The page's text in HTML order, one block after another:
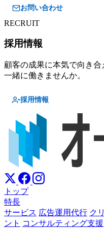
お問い合わせ
RECRUIT
採用情報
顧客の成果に本気で向き合
一緒に働きませんか。
採用情報
トップ
特長
サービス 広告運用代行 ク
ント コンサルティング支援